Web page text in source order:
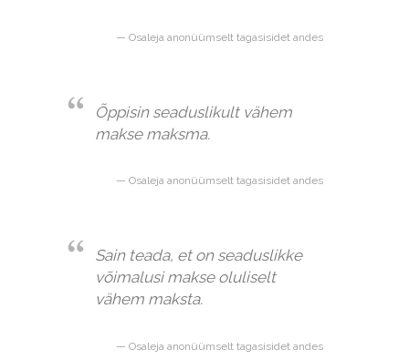
Osaleja anonüümselt tagasisidet andes
Õppisin seaduslikult vähem
makse maksma.
Osaleja anonüümselt tagasisidet andes
Sain teada, et on seaduslikke
võimalusi makse oluliselt
vähem maksta.
Osaleja anonüümselt tagasisidet andes